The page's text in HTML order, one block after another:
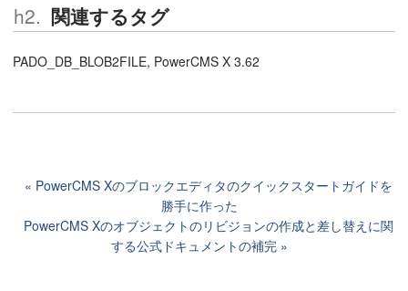
関連するタグ
PADO_DB_BLOB2FILE, PowerCMS X 3.62
PowerCMS Xのブロックエディタのクイックスタートガイドを
勝手に作った
PowerCMS Xのオブジェクトのリビジョンの作成と差し替えに関
する公式ドキュメントの補完